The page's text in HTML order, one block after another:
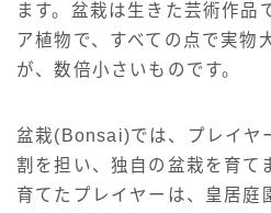
ます。盆栽は生きた芸術作品
ア植物で、すべての点で実物
が、数倍小さいものです。
盆栽(Bonsai)では、プレイヤ
割を担い、独自の盆栽を育て
育てたプレイヤーは、皇居庭